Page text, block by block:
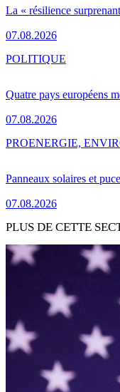
La « résilience
07.08.2026
Quatre pays européens
07.08.2026
POLITIQUE
Panneaux solaires et
07.08.2026
PROENERGIE,
PLUS DE CETTE